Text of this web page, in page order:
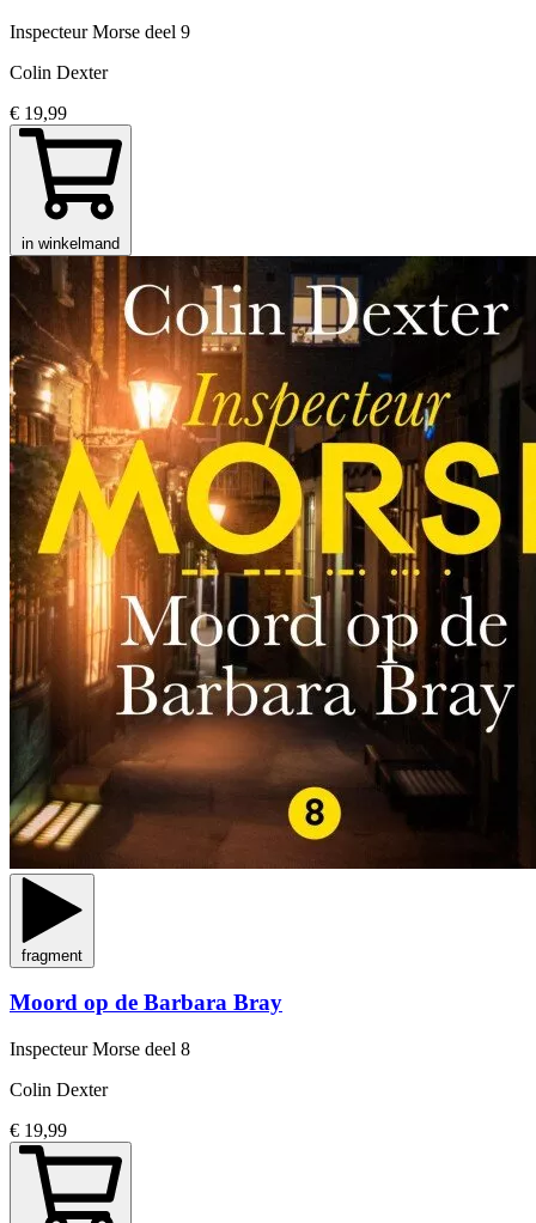
Inspecteur Morse deel 9
Colin Dexter
€ 19,99
in winkelmand
fragment
Moord op de Barbara Bray
Inspecteur Morse deel 8
Colin Dexter
€ 19,99